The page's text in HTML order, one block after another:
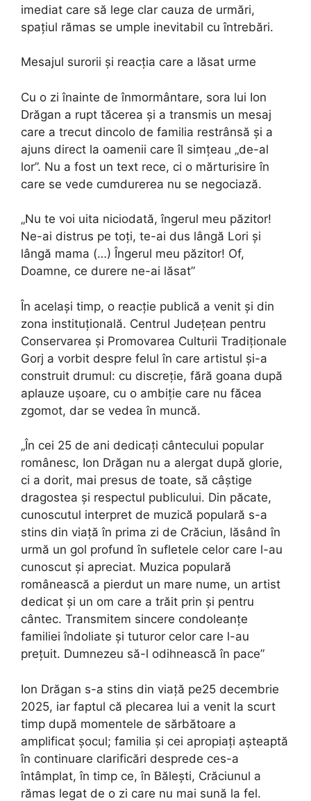
imediat care să lege clar cauza de urmări,
spațiul rămas se umple inevitabil cu întrebări.
Mesajul surorii și reacția care a lăsat urme
Cu o zi înainte de înmormântare, sora lui Ion
Drăgan a rupt tăcerea și a transmis un mesaj
care a trecut dincolo de familia restrânsă și a
ajuns direct la oamenii care îl simțeau „de-al
lor”. Nu a fost un text rece, ci o mărturisire în
care se vede cumdurerea nu se negociază.
„Nu te voi uita niciodată, îngerul meu păzitor!
Ne-ai distrus pe toți, te-ai dus lângă Lori și
lângă mama (…) Îngerul meu păzitor! Of,
Doamne, ce durere ne-ai lăsat”
În același timp, o reacție publică a venit și din
zona instituțională. Centrul Județean pentru
Conservarea și Promovarea Culturii Tradiționale
Gorj a vorbit despre felul în care artistul și-a
construit drumul: cu discreție, fără goana după
aplauze ușoare, cu o ambiție care nu făcea
zgomot, dar se vedea în muncă.
„În cei 25 de ani dedicați cântecului popular
românesc, Ion Drăgan nu a alergat după glorie,
ci a dorit, mai presus de toate, să câștige
dragostea și respectul publicului. Din păcate,
cunoscutul interpret de muzică populară s-a
stins din viață în prima zi de Crăciun, lăsând în
urmă un gol profund în sufletele celor care l-au
cunoscut și apreciat. Muzica populară
românească a pierdut un mare nume, un artist
dedicat și un om care a trăit prin și pentru
cântec. Transmitem sincere condoleanțe
familiei îndoliate și tuturor celor care l-au
prețuit. Dumnezeu să-l odihnească în pace”
Ion Drăgan s-a stins din viață pe25 decembrie
2025, iar faptul că plecarea lui a venit la scurt
timp după momentele de sărbătoare a
amplificat șocul; familia și cei apropiați așteaptă
în continuare clarificări desprede ces-a
întâmplat, în timp ce, în Bălești, Crăciunul a
rămas legat de o zi care nu mai sună la fel.